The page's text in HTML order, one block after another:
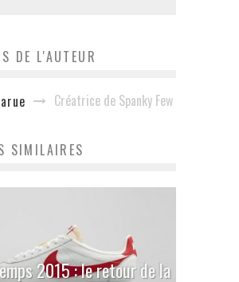
DE L'AUTEUR
Créatrice de Spanky Few
SIMILAIRES
2015 : le retour de la